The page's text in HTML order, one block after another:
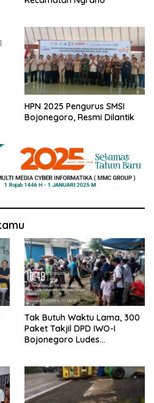
HPN 2025 Pengurus SMSI
Bojonegoro, Resmi Dilantik
Tak Butuh Waktu Lama, 300
Paket Takjil DPD IWO-I
Bojonegoro Ludes